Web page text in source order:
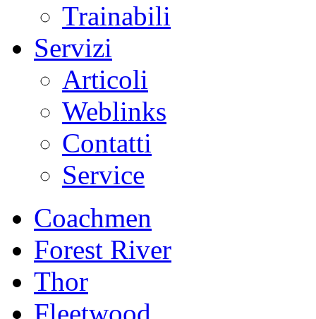
Trainabili
Servizi
Articoli
Weblinks
Contatti
Service
Coachmen
Forest River
Thor